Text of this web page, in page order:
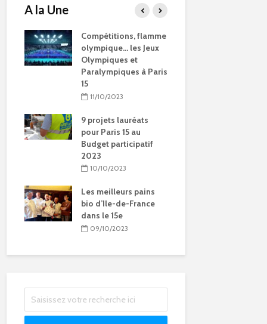
A la Une
Compétitions, flamme
olympique… les Jeux
Olympiques et
Paralympiques à Paris
15
11/10/2023
9 projets lauréats
pour Paris 15 au
Budget participatif
2023
10/10/2023
Les meilleurs pains
bio d’Ile-de-France
dans le 15e
09/10/2023